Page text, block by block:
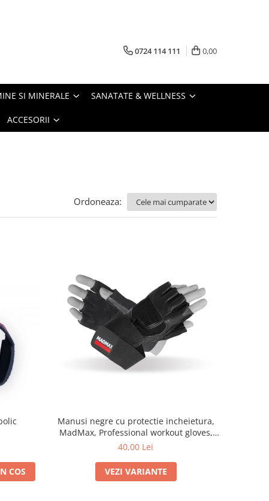
0724 114 111 0,00
SI MINERALE SANATATE & WELLNESS
ACCESORII
Ordoneaza:
COS
Manusi negre cu protectie incheietura,
MadMax, Professional workout gloves,
Black
40,00 Lei
VEZI VARIANTE